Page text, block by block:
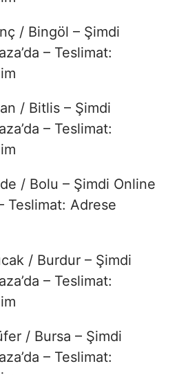
/ Bingöl – Şimdi
– Teslimat:
/ Bitlis – Şimdi
– Teslimat:
/ Bolu – Şimdi Online
Teslimat: Adrese
/ Burdur – Şimdi
– Teslimat:
/ Bursa – Şimdi
– Teslimat: